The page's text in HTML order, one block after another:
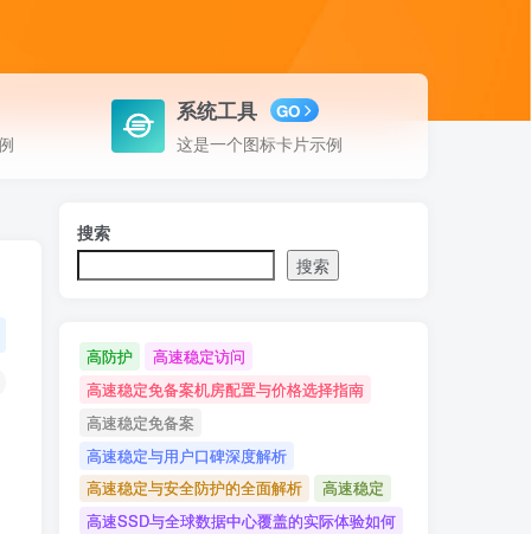
系统工具 GO
这是一个图标卡片示例
搜索
搜索
高防护
高速稳定访问
高速稳定免备案机房配置与价格选择指南
高速稳定免备案
高速稳定与用户口碑深度解析
高速稳定与安全防护的全面解析
高速稳定
高速SSD与全球数据中心覆盖的实际体验如何